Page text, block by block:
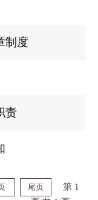
制度
责
尾页
第 1